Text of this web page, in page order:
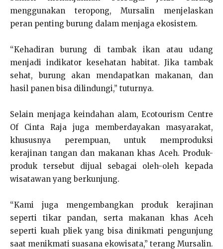
menggunakan teropong, Mursalin menjelaskan
peran penting burung dalam menjaga ekosistem.
“Kehadiran burung di tambak ikan atau udang
menjadi indikator kesehatan habitat. Jika tambak
sehat, burung akan mendapatkan makanan, dan
hasil panen bisa dilindungi,” tuturnya.
Selain menjaga keindahan alam, Ecotourism Centre
Of Cinta Raja juga memberdayakan masyarakat,
khususnya perempuan, untuk memproduksi
kerajinan tangan dan makanan khas Aceh. Produk-
produk tersebut dijual sebagai oleh-oleh kepada
wisatawan yang berkunjung.
“Kami juga mengembangkan produk kerajinan
seperti tikar pandan, serta makanan khas Aceh
seperti kuah pliek yang bisa dinikmati pengunjung
saat menikmati suasana ekowisata,” terang Mursalin.